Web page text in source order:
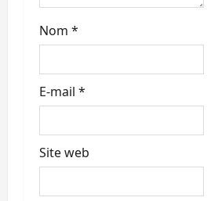
l
Nom *
E-mail *
Site web